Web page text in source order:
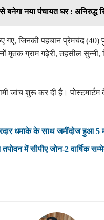
बनेगा नया पंचायत घर : अनिरुद्ध
गए, जिनकी पहचान प्रेमचंद (40)
मृतक ग्राम गढ़ेरी, तहसील सुन्नी,
जांच शुरू कर दी है। पोस्टमार्टम
धमाके के साथ जमींदोज हुआ 5
में सीपीए जोन-2 वार्षिक